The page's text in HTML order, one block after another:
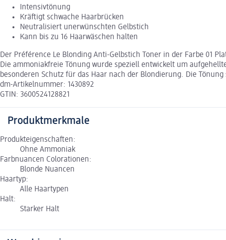
Intensivtönung
Kräftigt schwache Haarbrücken
Neutralisiert unerwünschten Gelbstich
Kann bis zu 16 Haarwäschen halten
Der Préférence Le Blonding Anti-Gelbstich Toner in der Farbe 01
Die ammoniakfreie Tönung wurde speziell entwickelt um
besonderen Schutz für das Haar nach der Blondierung. Die
dm-Artikelnummer: 1430892
GTIN: 3600524128821
Produktmerkmale
Produkteigenschaften:
Ohne Ammoniak
Farbnuancen Colorationen:
Blonde Nuancen
Haartyp:
Alle Haartypen
Halt:
Starker Halt